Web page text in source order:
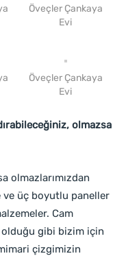
Öveçler Çankaya
Evi
Öveçler Çankaya
Evi
olmazsa
olmazlarımızdan
üç boyutlu paneller
Cam
olduğu gibi bizim için
çizgimizin